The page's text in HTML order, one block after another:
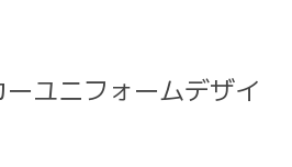
ユニフォームデザイ